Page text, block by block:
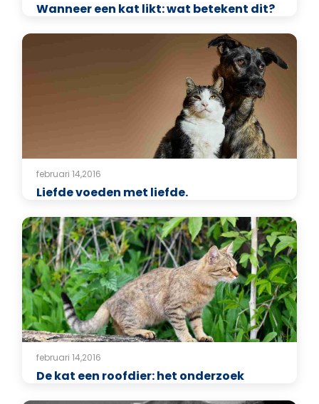
Wanneer een kat likt: wat betekent dit?
februari 14,2016
Liefde voeden met liefde.
februari 14,2016
De kat een roofdier: het onderzoek